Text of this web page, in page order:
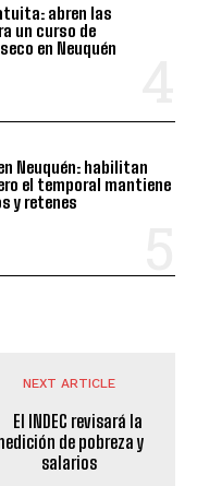
abren las
un curso de
en Neuquén
Neuquén: habilitan
el temporal mantiene
y retenes
NEXT ARTICLE